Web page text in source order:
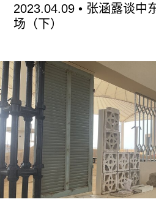
杂志
ENGLISH
ART & EDUCATION
广告
订阅
往期内容
2023.04.09 • 张涵露谈中
场（下）